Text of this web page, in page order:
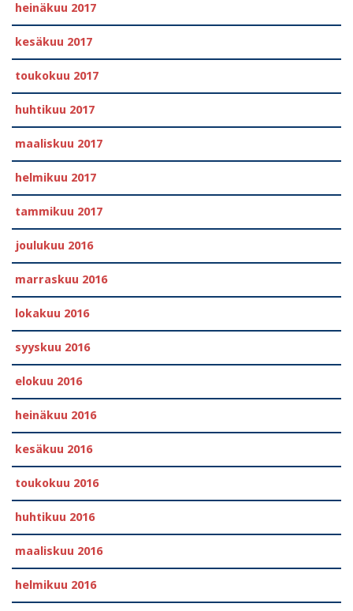
heinäkuu 2017
kesäkuu 2017
toukokuu 2017
huhtikuu 2017
maaliskuu 2017
helmikuu 2017
tammikuu 2017
joulukuu 2016
marraskuu 2016
lokakuu 2016
syyskuu 2016
elokuu 2016
heinäkuu 2016
kesäkuu 2016
toukokuu 2016
huhtikuu 2016
maaliskuu 2016
helmikuu 2016